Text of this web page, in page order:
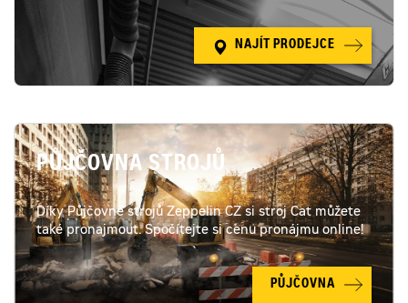
NAJÍT PRODEJCE
PŮJČOVNA STROJŮ
Díky Půjčovně strojů Zeppelin CZ si stroj Cat můžete
také pronajmout. Spočítejte si cenu pronájmu online!
PŮJČOVNA